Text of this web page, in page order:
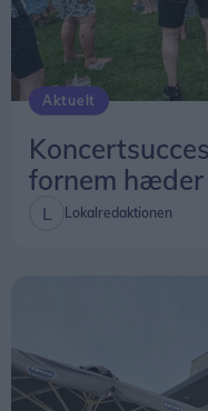
Aktuelt
fornem hæder
Lokalredaktionen